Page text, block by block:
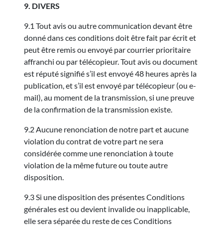
9. DIVERS
9.1 Tout avis ou autre communication devant être
donné dans ces conditions doit être fait par écrit et
peut être remis ou envoyé par courrier prioritaire
affranchi ou par télécopieur. Tout avis ou document
est réputé signifié s’il est envoyé 48 heures après la
publication, et s’il est envoyé par télécopieur (ou e-
mail), au moment de la transmission, si une preuve
de la confirmation de la transmission existe.
9.2 Aucune renonciation de notre part et aucune
violation du contrat de votre part ne sera
considérée comme une renonciation à toute
violation de la même future ou toute autre
disposition.
9.3 Si une disposition des présentes Conditions
générales est ou devient invalide ou inapplicable,
elle sera séparée du reste de ces Conditions